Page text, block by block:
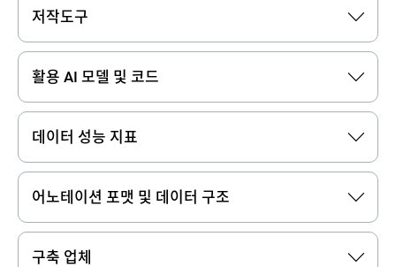
저작도구
활용 AI 모델 및 코드
데이터 성능 지표
어노테이션 포맷 및 데이터 구조
구축 업체